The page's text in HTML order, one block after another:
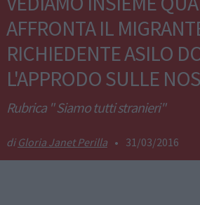
AFFRONTA IL
RICHIEDENTE ASILO
L'APPRODO SULLE
Rubrica " Siamo tutti stranieri"
Gloria Janet Perilla • 31/03/2016